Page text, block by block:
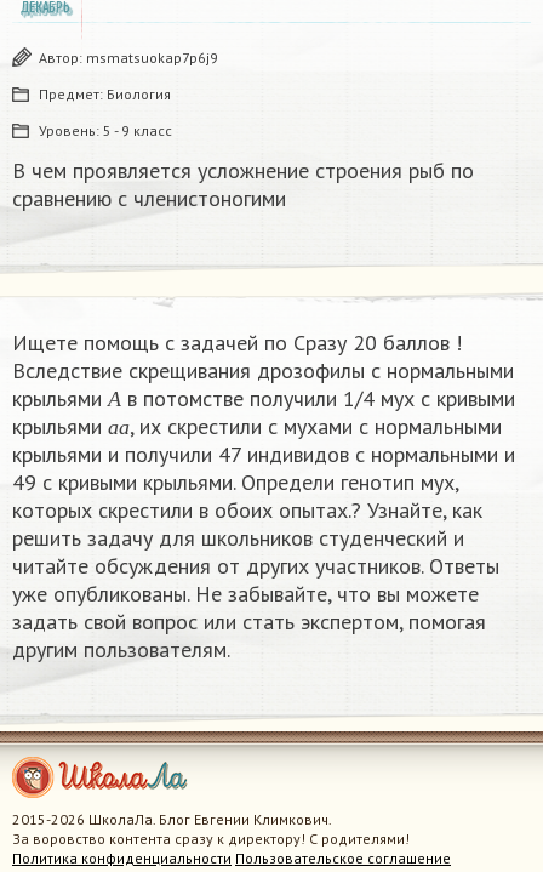
ДЕКАБРЬ
Автор: msmatsuokap7p6j9
Предмет: Биология
Уровень: 5 - 9 класс
В чем проявляется усложнение строения рыб по
сравнению с членистоногими
Ищете помощь с задачей по Сразу 20 баллов !
Вследствие скрещивания дрозофилы с нормальными
крыльямиА
А в потомстве получили 1/4 мух с кривыми
крыльями
а а
аа, их скрестили с мухами с нормальными
крыльями и получили 47 индивидов с нормальными и
49 с кривыми крыльями. Определи генотип мух,
которых скрестили в обоих опытах.? Узнайте, как
решить задачу для школьников студенческий и
читайте обсуждения от других участников. Ответы
уже опубликованы. Не забывайте, что вы можете
задать свой вопрос или стать экспертом, помогая
другим пользователям.
2015-2026 ШколаЛа. Блог Евгении Климкович.
За воровство контента сразу к директору! С родителями!
Политика конфиденциальности Пользовательское соглашение